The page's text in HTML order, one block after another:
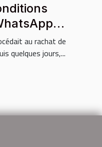
de ses
au rachat de
quelques jours,...